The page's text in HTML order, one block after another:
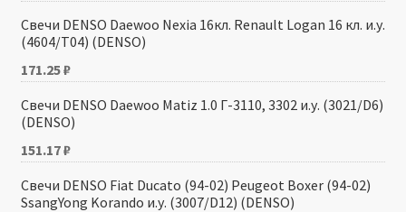
Свечи DENSO Daewoo Nexia 16кл. Renault Logan 16 кл. и.у.
(4604/T04) (DENSO)
171.25₽
Свечи DENSO Daewoо Matiz 1.0 Г-3110, 3302 и.у. (3021/D6)
(DENSO)
151.17₽
Свечи DENSO Fiat Ducato (94-02) Peugeot Boxer (94-02)
SsangYong Korando и.у. (3007/D12) (DENSO)